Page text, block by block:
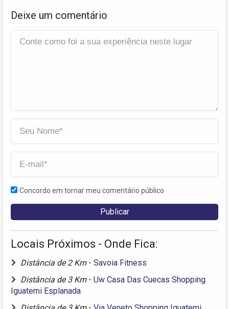
Deixe um comentário
Concordo em tornar meu comentário público
Locais Próximos - Onde Fica:
Distância de 2 Km - Savoia Fitness
Distância de 3 Km - Uw Casa Das Cuecas Shopping
Iguatemi Esplanada